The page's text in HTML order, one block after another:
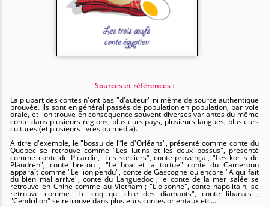
Sources et références :
La plupart des contes n'ont pas "d'auteur" ni même de source authentique
prouvée. Ils sont en général passés de population en population, par voie
orale, et l'on trouve en conséquence souvent diverses variantes du même
conte dans plusieurs régions, plusieurs pays, plusieurs langues, plusieurs
cultures (et plusieurs livres ou media).
A titre d'exemple, le "bossu de l'île d'Orléans", présenté comme conte du
Québec se retrouve comme "Les lutins et les deux bossus", présenté
comme conte de Picardie, "Les sorciers", conte provençal, "Les korils de
Plaudren", conte breton ; "Le boa et la tortue" conte du Cameroun
apparaît comme "Le lion pendu", conte de Gascogne ou encore "A qui fait
du bien mal arrive", conte du Languedoc ; le conte de la mer salée se
retrouve en Chine comme au Vietnam ; "L'oisonne", conte napolitain, se
retrouve comme "Le coq qui chie des diamants", conte libanais ;
"Cendrillon" se retrouve dans plusieurs contes orientaux etc...